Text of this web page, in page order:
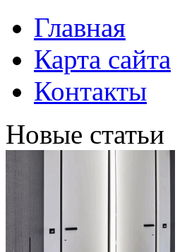
Главная
Карта сайта
Контакты
Новые статьи